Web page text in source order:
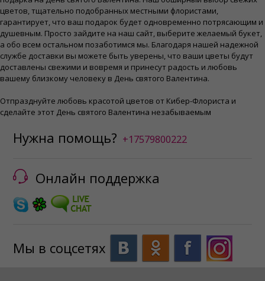
цветов, тщательно подобранных местными флористами,
гарантирует, что ваш подарок будет одновременно потрясающим и
душевным. Просто зайдите на наш сайт, выберите желаемый букет,
а обо всем остальном позаботимся мы. Благодаря нашей надежной
службе доставки вы можете быть уверены, что ваши цветы будут
доставлены свежими и вовремя и принесут радость и любовь
вашему близкому человеку в День святого Валентина.
Отпразднуйте любовь красотой цветов от Кибер-Флориста и
сделайте этот День святого Валентина незабываемым
Нужна помощь? +17579800222
Онлайн поддержка
Мы в соцсетях